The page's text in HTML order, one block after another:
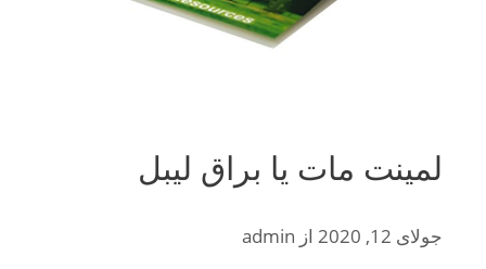
لمینت مات یا براق لیبل
جولای 12, 2020 از admin